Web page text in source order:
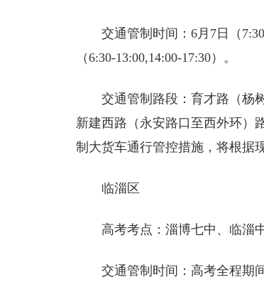
交通管制时间：6月7日（
（6:30-13:00,14:00-17:30）。
交通管制路段：育才路（杨
新建西路（永安路口至西外环）
制大货车通行管控措施，将根据
临淄区
高考考点：淄博七中、临淄
交通管制时间：高考全程期间